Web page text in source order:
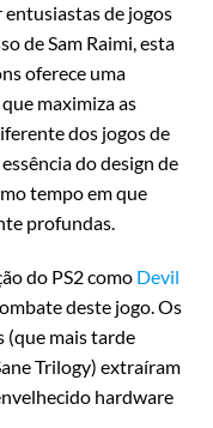
de jogos
de Sam Raimi, esta
oferece uma
maximiza as
dos jogos de
do design de
tempo em que
profundas.
do PS2 como Devil
deste jogo. Os
(que mais tarde
Trilogy) extraíram
hardware